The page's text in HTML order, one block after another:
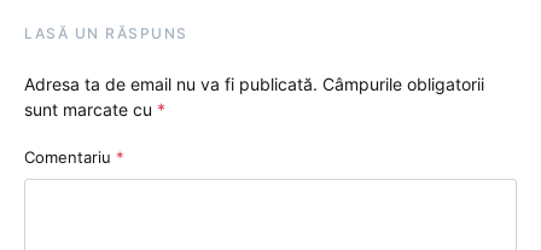
LASĂ UN RĂSPUNS
Adresa ta de email nu va fi publicată. Câmpurile obligatorii
sunt marcate cu *
Comentariu *